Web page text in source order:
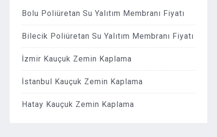
Bolu Poliüretan Su Yalıtım Membranı Fiyatı
Bilecik Poliüretan Su Yalıtım Membranı Fiyatı
İzmir Kauçuk Zemin Kaplama
İstanbul Kauçuk Zemin Kaplama
Hatay Kauçuk Zemin Kaplama